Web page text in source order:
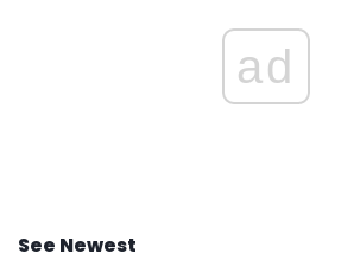
ad
See Newest